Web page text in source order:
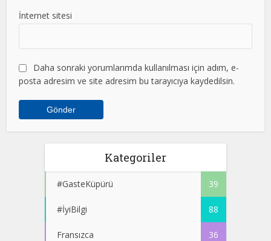
İnternet sitesi
Daha sonraki yorumlarımda kullanılması için adım, e-
posta adresim ve site adresim bu tarayıcıya kaydedilsin.
Kategoriler
#GasteKüpürü 39
#İyiBilgi 88
Fransızca 36